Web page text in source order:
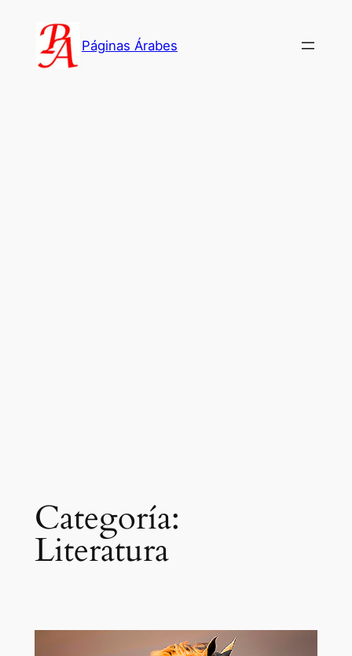
contenido
Páginas Árabes
Categoría:
Literatura